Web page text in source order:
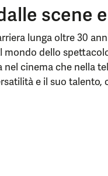
scene
lunga oltre 30
dello
nel cinema che nella
e il suo